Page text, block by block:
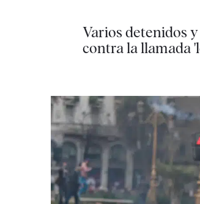
Varios detenidos
contra la llamada